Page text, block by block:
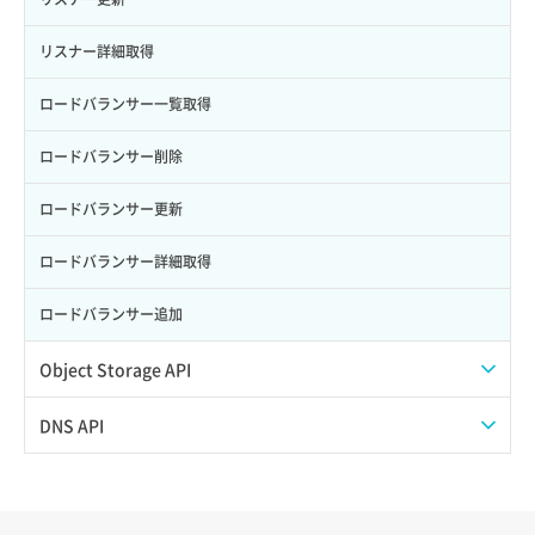
サーバー再構築（OS再インストール）
サーバー利用状況グラフ（CPU）
サーバー利用状況グラフ（ディスクIO）
サーバー利用状況グラフ（トラフィック）
サーバー削除
サーバー操作（起動/停止/再起動/強制停止）
サーバー設定切替
ポート作成（ローカルネットワーク用）
ポート作成（追加IP用）
ポート削除
ポート更新
ポート詳細取得
リスナー詳細取得
ロードバランサー一覧取得
ロードバランサー削除
ロードバランサー更新
ロードバランサー詳細取得
ロードバランサー追加
Object Storage API
Web公開
DNS API